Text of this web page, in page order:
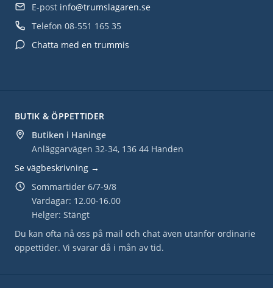
BUTIK & ÖPPETTIDER
Butiken i Haninge
Anläggarvägen 32-34, 136 44 Handen
Se vägbeskrivning →
Sommartider 6/7-9/8
Vardagar: 12.00-16.00
Helger: Stängt
Du kan ofta nå oss på mail och chat även utanför ordinarie
öppettider. Vi svarar då i mån av tid.
E-post info@trumslagaren.se
Telefon 08-551 165 35
Chatta med en trummis